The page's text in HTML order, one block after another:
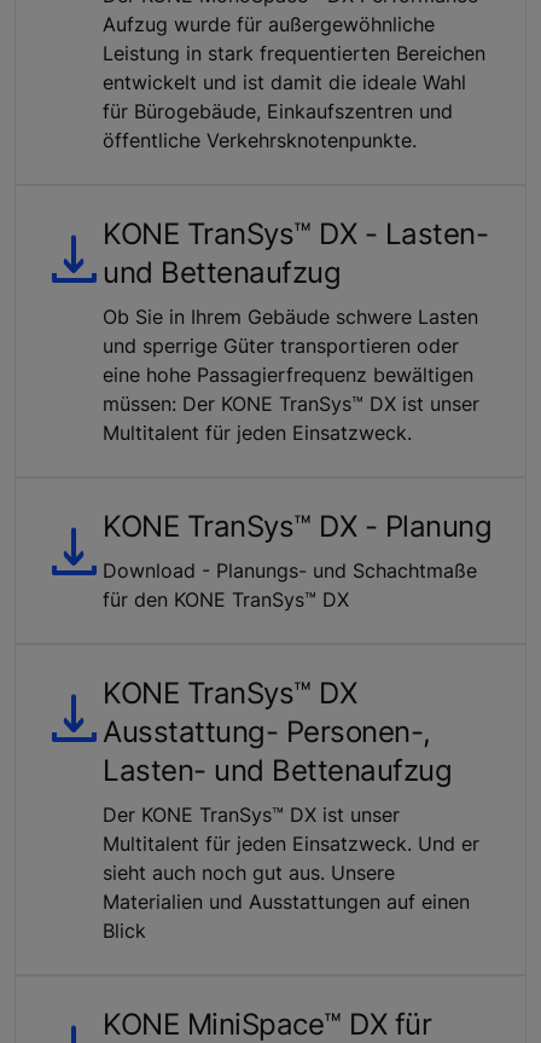
Aufzug wurde für außergewöhnliche
Leistung in stark frequentierten Bereichen
entwickelt und ist damit die ideale Wahl
für Bürogebäude, Einkaufszentren und
öffentliche Verkehrsknotenpunkte.
KONE TranSys™ DX - Lasten-
und Bettenaufzug
Ob Sie in Ihrem Gebäude schwere Lasten
und sperrige Güter transportieren oder
eine hohe Passagierfrequenz bewältigen
müssen: Der KONE TranSys™ DX ist unser
Multitalent für jeden Einsatzweck.
KONE TranSys™ DX - Planung
Download - Planungs- und Schachtmaße
für den KONE TranSys™ DX
KONE TranSys™ DX
Ausstattung- Personen-,
Lasten- und Bettenaufzug
Der KONE TranSys™ DX ist unser
Multitalent für jeden Einsatzweck. Und er
sieht auch noch gut aus. Unsere
Materialien und Ausstattungen auf einen
Blick
KONE MiniSpace™ DX für